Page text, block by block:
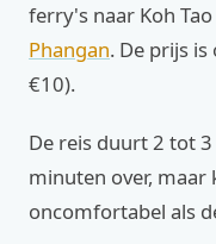
ferry's naar Koh
Phangan. De prijs
€10).
De reis duurt 2 tot
minuten over, maar
oncomfortabel als